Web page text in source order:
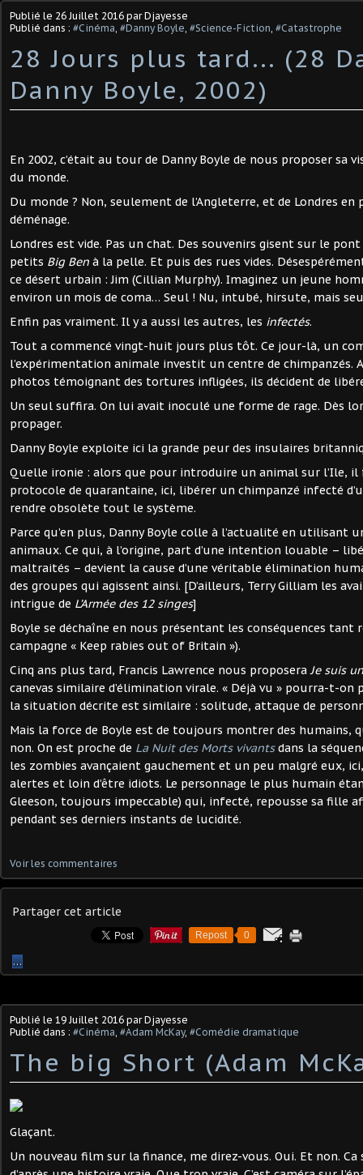
Publié le 26 Juillet 2016 par Djayesse
Publié dans : #Cinéma #Danny Boyle #Science-Fiction #Catastrophe
28 Jours plus tard... (28
Danny Boyle, 2002)
En 2002, c’était au tour de Danny Boyle de nous proposer sa
du monde.
Du monde ? Non, seulement de l’Angleterre, et de Londres
déménage.
Londres est vide. Pas un chat. Des souvenirs gisent sur le
petits Big Ben à la pelle. Et puis des rues vides.
ce désert urbain : Jim (Cillian Murphy). Imaginez un jeune
environ un mois de coma… Seul ! Nu, intubé, hirsute, mais
Enfin pas vraiment. Il y a aussi les autres, les infectés.
Tout a commencé vingt-huit jours plus tôt. Ce jour-là, un
l’expérimentation animale investit un centre de chimpanzés.
photos témoignant des tortures infligées, ils décident de
Un seul suffira. On lui avait inoculé une forme de rage. Dès
propager.
Danny Boyle exploite ici la grande peur des insulaires
Quelle ironie : alors que pour introduire un animal sur l’Ile,
protocole de quarantaine, ici, libérer un chimpanzé infecté
rendre obsolète tout le système.
Parce qu’en plus, Danny Boyle colle à l’actualité en utilisant
animaux. Ce qui, à l’origine, part d’une intention louable –
maltraités – devient la cause d’une véritable élimination
des groupes qui agissent ainsi. [D’ailleurs, Terry Gilliam les
intrigue de L’Armée des 12 singes]
Boyle se déchaîne en nous présentant les conséquences tant
campagne « Keep rabies out of Britain »).
Cinq ans plus tard, Francis Lawrence nous proposeraJe suis
canevas similaire d’élimination virale. « Déjà vu » pourra-t-on
la situation décrite est similaire : solitude, attaque de
Mais la force de Boyle est de toujours montrer des humains,
non. On est proche de La Nuit des Morts vivantsdans la
les zombies avançaient gauchement et un peu malgré eux,
alertes et loin d’être idiots. Le personnage le plus humain
Gleeson, toujours impeccable) qui, infecté, repousse sa fille
pendant ses derniers instants de lucidité.
Voir les commentaires
Partager cet article
Repost 0
…
Publié le 19 Juillet 2016 par Djayesse
Publié dans : #Cinéma #Adam McKay, #Comédie dramatique
The big Short (Adam
Glaçant.
Un nouveau film sur la finance, me direz-vous. Oui. Et non.